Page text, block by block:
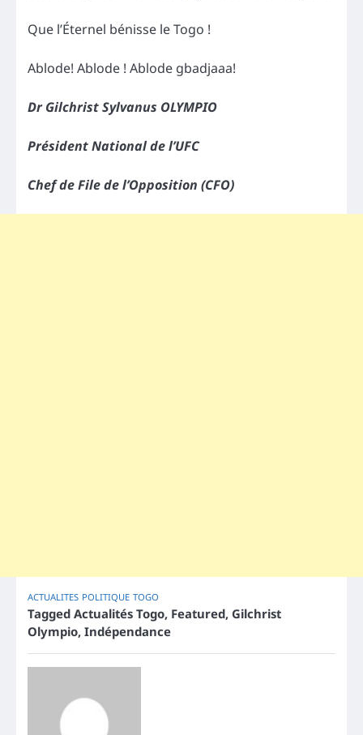
Que l’Éternel bénisse le Togo !
Ablode! Ablode ! Ablode gbadjaaa!
Dr Gilchrist Sylvanus OLYMPIO
Président National de l’UFC
Chef de File de l’Opposition (CFO)
ACTUALITES POLITIQUE TOGO
Tagged Actualités Togo, Featured, Gilchrist
Olympio, Indépendance